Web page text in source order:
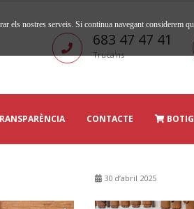
683 47 47 41
Truca'ns
CONTACTE
30 d’abril 2025
els nostres serveis. Si continua navegant considerem